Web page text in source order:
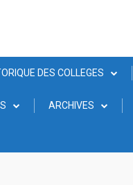
DES COLLEGES
ARCHIVES